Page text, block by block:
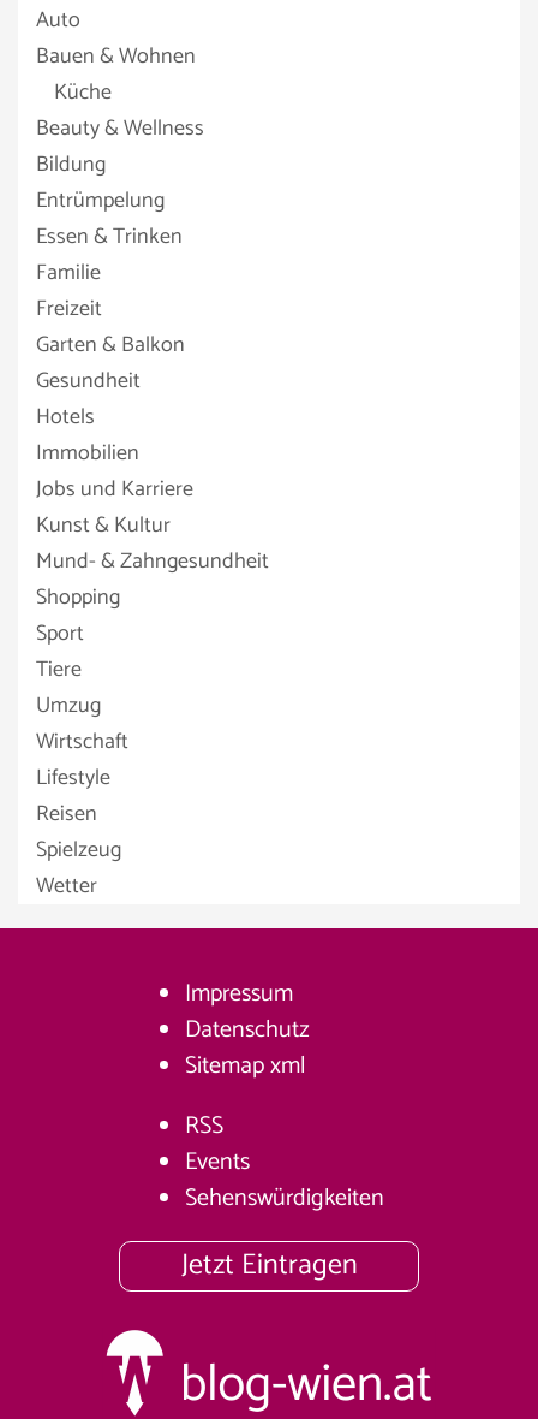
Auto
Bauen & Wohnen
Küche
Beauty & Wellness
Bildung
Entrümpelung
Essen & Trinken
Familie
Freizeit
Garten & Balkon
Gesundheit
Hotels
Immobilien
Jobs und Karriere
Kunst & Kultur
Mund- & Zahngesundheit
Shopping
Sport
Tiere
Umzug
Wirtschaft
Lifestyle
Reisen
Spielzeug
Wetter
Impressum
Datenschutz
Sitemapxml
RSS
Events
Sehenswürdigkeiten
Jetzt Eintragen